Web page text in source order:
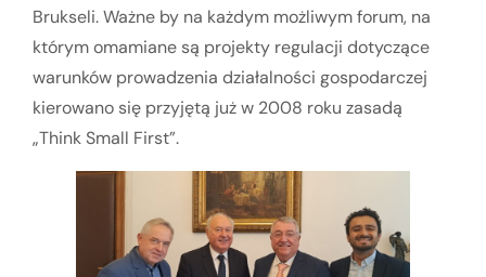
Brukseli. Ważne by na każdym możliwym forum, na
którym omamiane są projekty regulacji dotyczące
warunków prowadzenia działalności gospodarczej
kierowano się przyjętą już w 2008 roku zasadą
„Think Small First”.